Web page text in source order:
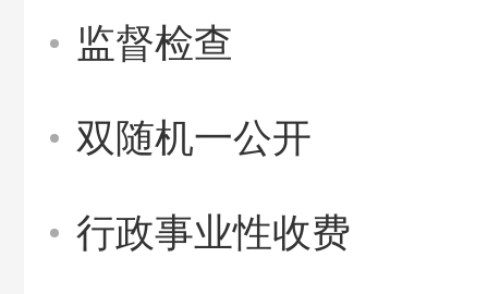
监督检查
双随机一公开
行政事业性收费